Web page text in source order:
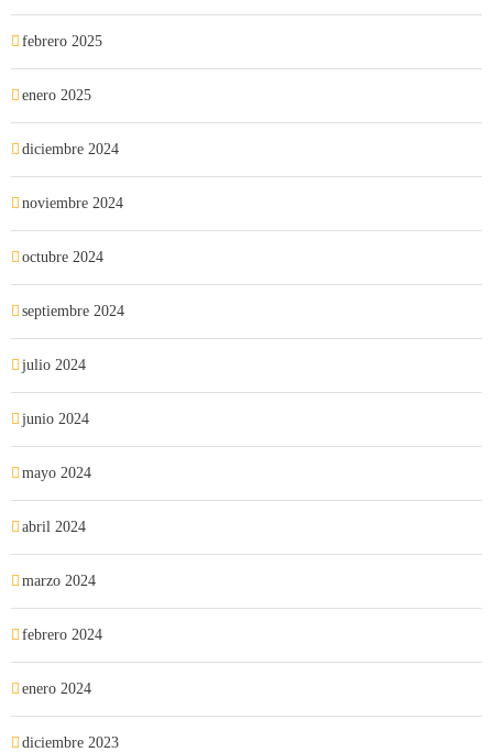
febrero 2025
enero 2025
diciembre 2024
noviembre 2024
octubre 2024
septiembre 2024
julio 2024
junio 2024
mayo 2024
abril 2024
marzo 2024
febrero 2024
enero 2024
diciembre 2023